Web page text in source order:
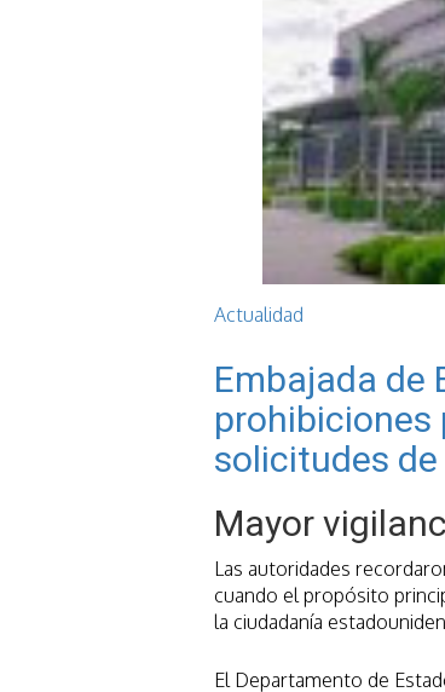
Actualidad
Embajada de
prohibiciones
solicitudes de
Mayor
Las autoridades
cuando el propósito
la ciudadanía
El Departamento de